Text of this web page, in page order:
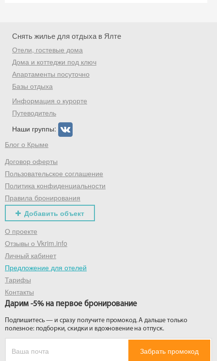
Снять жилье для отдыха в Ялте
Отели, гостевые дома
Дома и коттеджи под ключ
Апартаменты посуточно
Базы отдыха
Информация о курорте
Путеводитель
Наши группы:
Блог о Крыме
Договор оферты
Пользовательское соглашение
Политика конфиденциальности
Правила бронирования
Добавить объект
О проекте
Отзывы о Vkrim.info
Личный кабинет
Предложение для отелей
Тарифы
Контакты
Дарим -5% на первое бронирование
Подпишитесь — и сразу получите промокод. А дальше только
полезное: подборки, скидки и вдохновение на отпуск.
Забрать промокод